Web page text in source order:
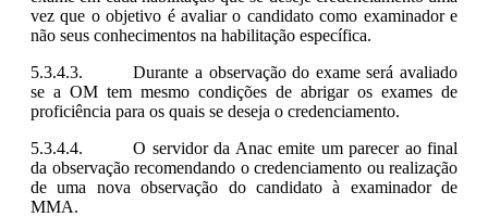
vez que o objetivo é avaliar o candidato como examinador e
não seus conhecimentos na habilitação específica.
Durante a observação do exame será avaliado
se a OM tem mesmo condições de abrigar os exames de
proficiência para os quais se deseja o credenciamento.
O servidor da Anac emite um parecer ao final
da observação recomendando o credenciamento ou realização
de uma nova observação do candidato à examinador de
MMA.